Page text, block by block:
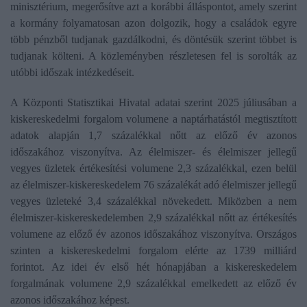
minisztérium, megerősítve azt a korábbi álláspontot, amely szerint
a kormány folyamatosan azon dolgozik, hogy a családok egyre
több pénzből tudjanak gazdálkodni, és döntésük szerint többet is
tudjanak költeni. A közleményben részletesen fel is sorolták az
utóbbi időszak intézkedéseit.
A Központi Statisztikai Hivatal adatai szerint 2025 júliusában a
kiskereskedelmi forgalom volumene a naptárhatástól megtisztított
adatok alapján 1,7 százalékkal nőtt az előző év azonos
időszakához viszonyítva. Az élelmiszer- és élelmiszer jellegű
vegyes üzletek értékesítési volumene 2,3 százalékkal, ezen belül
az élelmiszer-kiskereskedelem 76 százalékát adó élelmiszer jellegű
vegyes üzleteké 3,4 százalékkal növekedett. Miközben a nem
élelmiszer-kiskereskedelemben 2,9 százalékkal nőtt az értékesítés
volumene az előző év azonos időszakához viszonyítva. Országos
szinten a kiskereskedelmi forgalom elérte az 1739 milliárd
forintot. Az idei év első hét hónapjában a kiskereskedelem
forgalmának volumene 2,9 százalékkal emelkedett az előző év
azonos időszakához képest.